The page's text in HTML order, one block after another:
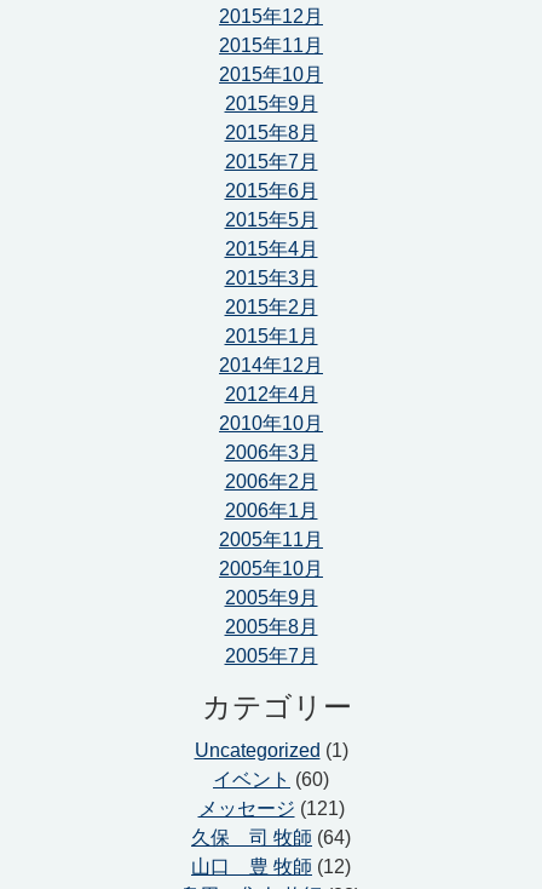
2015年12月
2015年11月
2015年10月
2015年9月
2015年8月
2015年7月
2015年6月
2015年5月
2015年4月
2015年3月
2015年2月
2015年1月
2014年12月
2012年4月
2010年10月
2006年3月
2006年2月
2006年1月
2005年11月
2005年10月
2005年9月
2005年8月
2005年7月
カテゴリー
Uncategorized (1)
イベント (60)
メッセージ (121)
久保 司 牧師 (64)
山口 豊 牧師 (12)